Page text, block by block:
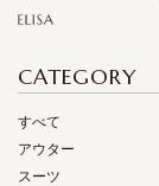
CATEGORY
すべて
アウター
スーツ